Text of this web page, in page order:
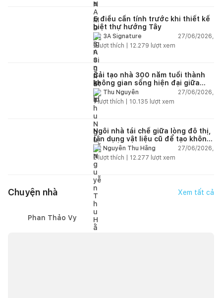
5 điều cần tính trước khi thiết kế
biệt thự hướng Tây
3A Signature
27/06/2026,
2lượt thích | 12.279 lượt xem
Cải tạo nhà 300 năm tuổi thành
không gian sống hiện đại giữa
thiên nhiên
Thu Nguyễn
27/06/2026,
1lượt thích | 10.135 lượt xem
Ngôi nhà tái chế giữa lòng đô thị,
tận dụng vật liệu cũ để tạo không
gian sống linh hoạt
Nguyễn Thu Hằng
27/06/2026,
2lượt thích | 12.277 lượt xem
Chuyện nhà Xem tất cả
Phan Thảo Vy